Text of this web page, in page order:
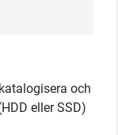
och
eller SSD)